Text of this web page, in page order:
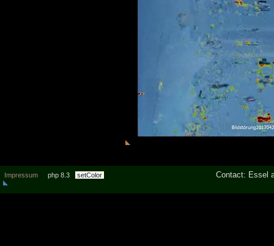
Impressum php 8.3 setColor Contact: Essel